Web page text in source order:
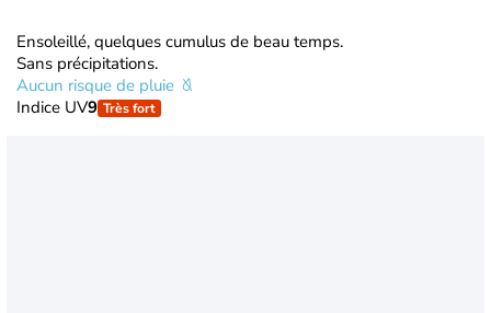
Ensoleillé, quelques cumulus de beau temps.
Sans précipitations.
Aucun risque de pluie
Indice UV9 Très fort